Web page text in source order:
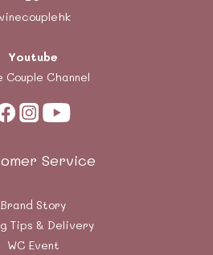
Youtube
Couple Channel
Service
Brand Story
Tips & Delivery
WC Event